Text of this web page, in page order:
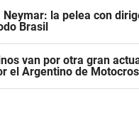
Neymar: la pelea con
Brasil
van por otra gran
el Argentino de